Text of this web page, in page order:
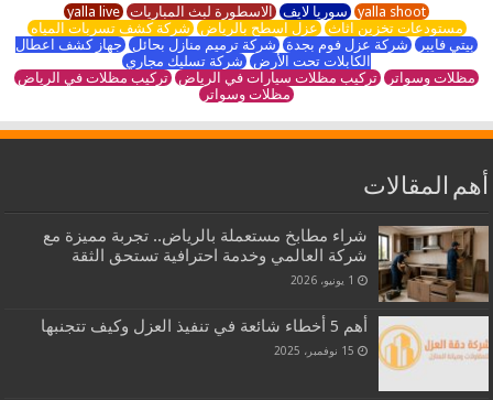
yalla shoot سوريا لايف الاسطورة لبث المباريات yalla live
مستودعات تخزين اثاث عزل اسطح بالرياض شركة كشف تسربات المياه
بيتي فايبر شركة عزل فوم بجدة شركة ترميم منازل بحائل جهاز كشف اعطال
الكابلات تحت الأرض شركة تسليك مجاري
مظلات وسواتر تركيب مظلات سيارات في الرياض تركيب مظلات في الرياض
مظلات وسواتر
أهم المقالات
شراء مطابخ مستعملة بالرياض.. تجربة مميزة مع
شركة العالمي وخدمة احترافية تستحق الثقة
1 يونيو، 2026
أهم 5 أخطاء شائعة في تنفيذ العزل وكيف تتجنبها
15 نوفمبر، 2025